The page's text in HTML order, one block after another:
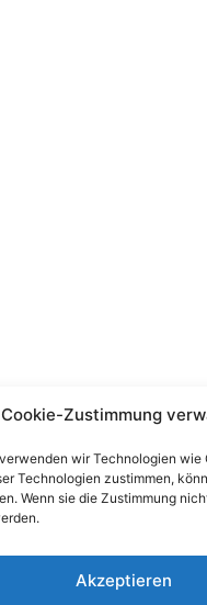
Cookie-Zustimmung
wir Technologien
Technologien zustimmen,
Wenn sie die Zustimmung
Akzeptieren